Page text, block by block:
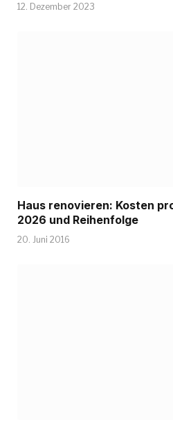
12. Dezember 2023
Haus renovieren: Kosten
2026 und Reihenfolge
20. Juni 2016